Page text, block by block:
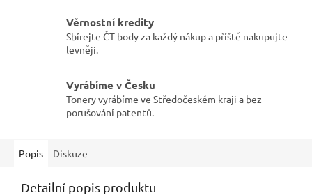
Věrnostní kredity
Sbírejte ČT body za každý nákup a příště nakupujte
levněji.
Vyrábíme v Česku
Tonery vyrábíme ve Středočeském kraji a bez
porušování patentů.
Popis Diskuze
Detailní popis produktu